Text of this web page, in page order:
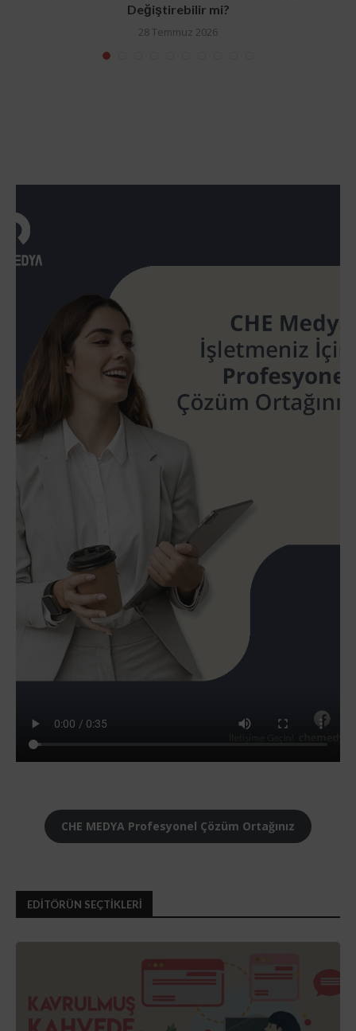
Değiştirebilir mi?
28 Temmuz 2026
CHE MEDYA Profesyonel Çözüm Ortağınız
EDİTÖRÜN SEÇTİKLERİ